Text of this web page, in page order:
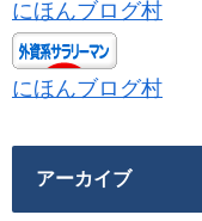
にほんブログ村
にほんブログ村
アーカイブ